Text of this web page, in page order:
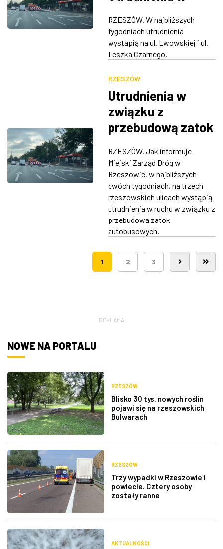
RZESZÓW. W najbliższych
tygodniach utrudnienia
wystąpią na ul. Lwowskiej i ul.
Leszka Czarnego.
RZESZÓW
Utrudnienia w
związku z
przebudową zatok
RZESZÓW. Jak informuje
Miejski Zarząd Dróg w
Rzeszowie, w najbliższych
dwóch tygodniach, na trzech
rzeszowskich ulicach wystąpią
utrudnienia w ruchu w związku z
przebudową zatok
autobusowych.
1 2 3
REKLAMA
NOWE NA PORTALU
RZESZÓW
Blisko 30 tys. nowych roślin
pojawi się na rzeszowskich
Bulwarach
RZESZÓW
Trzy wypadki w Rzeszowie i
powiecie. Cztery osoby
zostały ranne
AKTUALNOŚCI